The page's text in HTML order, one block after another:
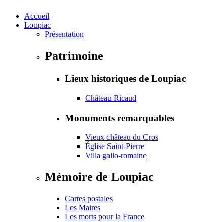
Accueil
Loupiac
Présentation
Patrimoine
Lieux historiques de Loupiac
Château Ricaud
Monuments remarquables
Vieux château du Cros
Église Saint-Pierre
Villa gallo-romaine
Mémoire de Loupiac
Cartes postales
Les Maires
Les morts pour la France